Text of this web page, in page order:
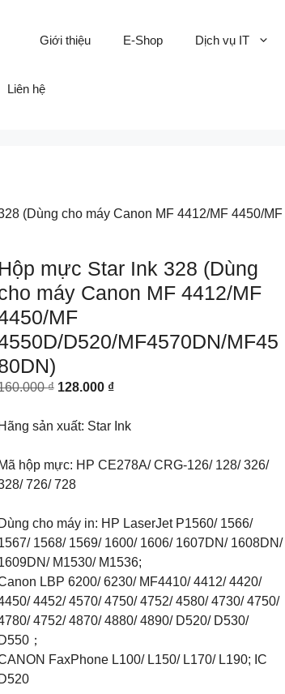
Giới thiệu E-Shop Dịch vụ IT
Liên hệ
(Dùng cho máy Canon MF 4412/MF 4450/MF
Hộp mực Star Ink 328 (Dùng
máy Canon MF 4412/MF
MF
D520/MF4570DN/MF45
₫ Original
was:
128.000 ₫Current
is:
Hãng sản xuất: Star Ink
Mã hộp mực: HP CE278A/ CRG-126/ 128/ 326/
726/ 728
Dùng cho máy in: HP LaserJet P1560/ 1566/
1568/ 1569/ 1600/ 1606/ 1607DN/ 1608DN/
M1530/ M1536;
LBP 6200/ 6230/ MF4410/ 4412/ 4420/
4452/ 4570/ 4750/ 4752/ 4580/ 4730/ 4750/
4752/ 4870/ 4880/ 4890/ D520/ D530/
D550；
FaxPhone L100/ L150/ L170/ L190; IC
D520